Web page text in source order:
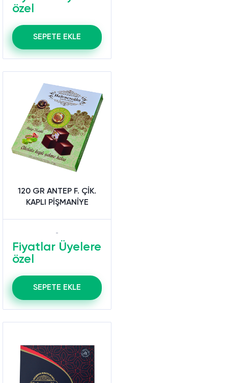
120 GR ANTEP F. ÇİK.
KAPLI PİŞMANİYE
Fiyatlar Üyelere
özel
SEPETE EKLE
özel
SEPETE EKLE